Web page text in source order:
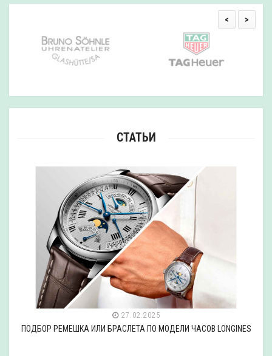
< >
СТАТЬИ
27.02.2025
ПОДБОР РЕМЕШКА ИЛИ БРАСЛЕТА ПО МОДЕЛИ ЧАСОВ LONGINES